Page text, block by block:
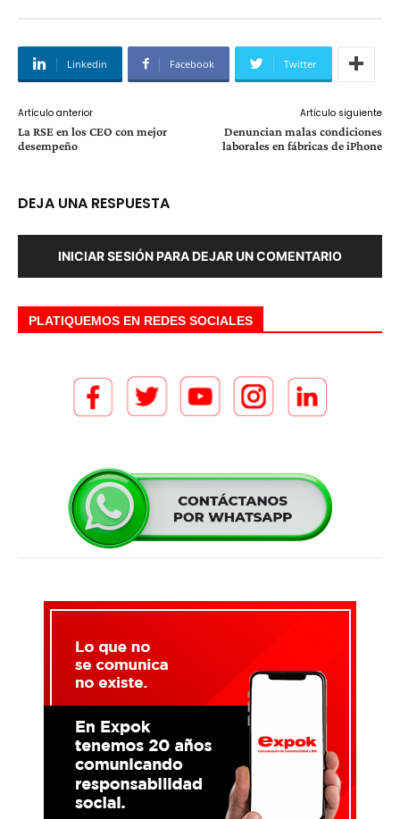
Linkedin Facebook Twitter
Artículo anterior
La RSE en los CEO con mejor
desempeño
Artículo siguiente
Denuncian malas condiciones
laborales en fábricas de iPhone
DEJA UNA RESPUESTA
INICIAR SESIÓN PARA DEJAR UN COMENTARIO
PLATIQUEMOS EN REDES SOCIALES